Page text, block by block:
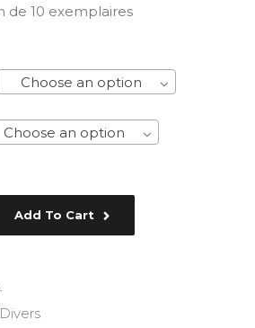
de 10 exemplaires
Choose an option
Choose an option
Add To Cart
Divers